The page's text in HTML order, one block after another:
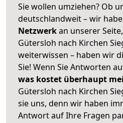
Sie wollen umziehen? Ob
deutschlandweit – wir
Netzwerkan unserer
Gütersloh nach Kirchen
weiterwissen – haben wir
Sie! Wenn Sie Antworten
was kostet überhaupt
Gütersloh nach Kirchen
sie uns, denn wir haben
Antwort auf Ihre Fragen